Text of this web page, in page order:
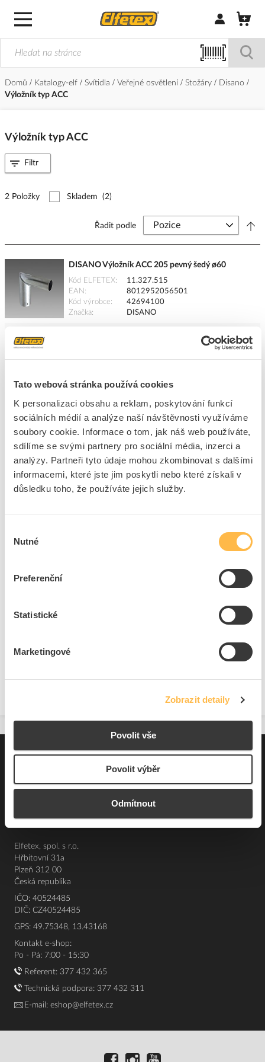
Tato webová stránka používá cookies
K personalizaci obsahu a reklam, poskytování funkcí
sociálních médií a analýze naší návštěvnosti využíváme
soubory cookie. Informace o tom, jak náš web používáte,
sdílíme se svými partnery pro sociální média, inzerci a
analýzy. Partneři tyto údaje mohou zkombinovat s dalšími
informacemi, které jste jim poskytli nebo které získali v
důsledku toho, že používáte jejich služby.
souhlasu
Nutné
Preferenční
Statistické
Marketingové
Zobrazit detaily
Povolit vše
Povolit výběr
Odmítnout
Přihlásit/
Domů Katalogy-elf Svítidla Veřejné osvětlení Stožáry
Disano
Výložník typ ACC
Výložník typ ACC
2 Položky Skladem (2)
Řadit podle
DISANO Výložník ACC 205 pevný šedý ø60
Kód ELFETEX
11.327.515
EAN
8012952056501
Kód výrobce
42694100
Značka
DISANO
ks
Přidat k porovnání
DISANO Výložník ACC 405 nastavitelný šedý ø60
Kód ELFETEX
11.385.711
EAN
8012952163049
Značka
DISANO
905,21 Kč/ks
8 ks
Filtr
Pro zákazníky
Souhrn podmínek
Elfetex, spol. s r.o.
Hřbitovní 31a
Plzeň 312 00
Česká republika
IČO: 40524485
DIČ: CZ40524485
GPS: 49.75348, 13.43168
Kontakt e-shop:
Po - Pá: 7:00 - 15:30
Referent: 377 432 365
Technická podpora: 377 432 311
E-mail: eshop@elfetex.cz